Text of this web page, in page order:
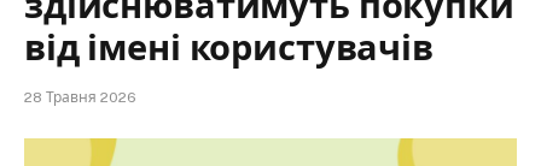
від імені користувачів
28 Травня 2026